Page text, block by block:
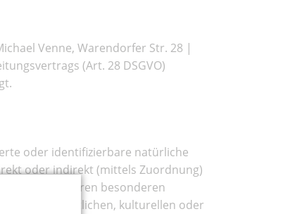
Venne, Warendorfer Str. 28 |
(Art. 28 DSGVO)
oder identifizierbare natürliche
oder indirekt (mittels Zuordnung)
oder mehreren besonderen
wirtschaftlichen, kulturellen oder